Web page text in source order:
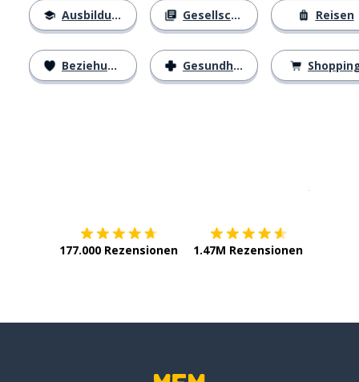
Ausbildung
Beziehungen
Gesellschaft
Gesundheit
Reisen
177.000 Rezensionen 1.47M Rezensionen